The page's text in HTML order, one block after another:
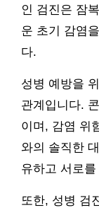
인 검진은 잠
운 초기 감염
다.
성병 예방을
관계입니다.
이며, 감염 위
와의 솔직한
유하고 서로
또한, 성병 검